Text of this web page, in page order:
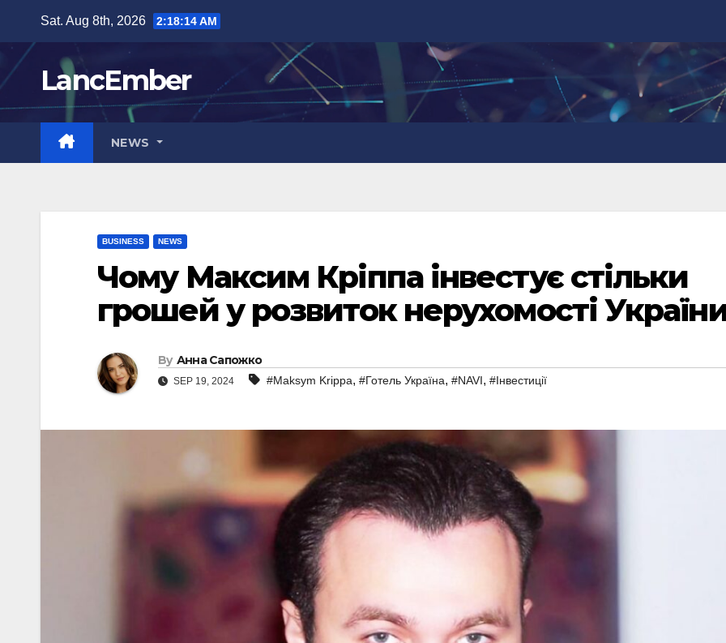
content
Sat. Aug 8th, 2026 2:18:15 AM
LancEmber
NEWS
BUSINESS NEWS
Чому Максим Кріппа інвестує стільки
грошей у розвиток нерухомості
By Анна Сапожко
SEP 19, 2024 #Maksym Krippa, #Готель Україна, #NAVI, #Інвестиції